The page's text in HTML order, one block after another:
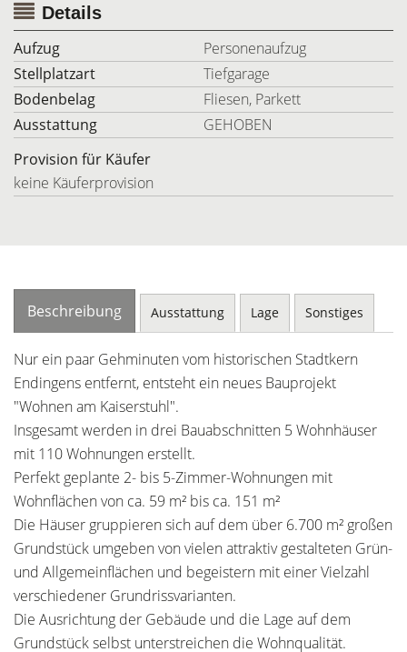
Details
Aufzug
Personenaufzug
Stellplatzart
Tiefgarage
Bodenbelag
Fliesen, Parkett
Ausstattung
GEHOBEN
Provision für Käufer
keine Käuferprovision
Beschreibung Ausstattung Lage Sonstiges
Nur ein paar Gehminuten vom historischen Stadtkern
Endingens entfernt, entsteht ein neues Bauprojekt
"Wohnen am Kaiserstuhl".
Insgesamt werden in drei Bauabschnitten 5 Wohnhäuser
mit 110 Wohnungen erstellt.
Perfekt geplante 2- bis 5-Zimmer-Wohnungen mit
Wohnflächen von ca. 59 m² bis ca. 151 m²
Die Häuser gruppieren sich auf dem über 6.700 m² großen
Grundstück umgeben von vielen attraktiv gestalteten Grün-
und Allgemeinflächen und begeistern mit einer Vielzahl
verschiedener Grundrissvarianten.
Die Ausrichtung der Gebäude und die Lage auf dem
Grundstück selbst unterstreichen die Wohnqualität.